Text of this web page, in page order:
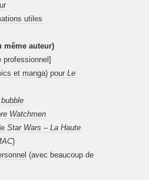
utiles
même auteur)
professionnel]
et manga) pour Le
bubble
Watchmen
Star Wars – La Haute
)
(avec beaucoup de